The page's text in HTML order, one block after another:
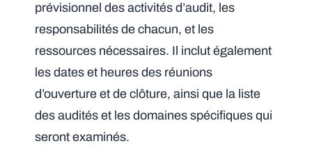
prévisionnel des activités d’audit, les
responsabilités de chacun, et les
ressources nécessaires. Il inclut également
les dates et heures des réunions
d’ouverture et de clôture, ainsi que la liste
des audités et les domaines spécifiques qui
seront examinés.